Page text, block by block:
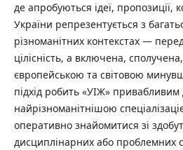
де апробуються ідеї, пропозиції,
України репрезентується з
різноманітних контекстах —
цілісність, а включена,
європейською та світовою
підхід робить «УІЖ» привабливим
найрізноманітнішою
оперативно знайомитися зі
дисциплінарних або проблемних